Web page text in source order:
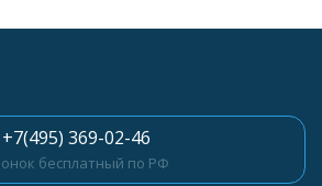
+7(495) 369-02-46
бесплатный по РФ